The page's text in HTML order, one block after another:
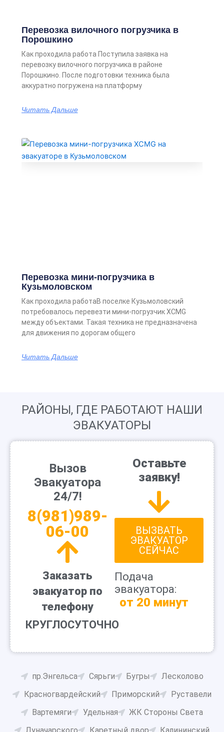
Перевозка вилочного погрузчика в
Порошкино
Как проходила работа Поступила заявка на
перевозку вилочного погрузчика в районе
Порошкино. После подготовки техника была
аккуратно погружена на платформу
Читать Дальше
Перевозка мини-погрузчика в
Кузьмоловском
Как проходила работаВ поселке Кузьмоловский
потребовалось перевезти мини-погрузчик XCMG
между объектами. Такая техника не предназначена
для движения по дорогам общего
Читать Дальше
РАЙОНЫ, ГДЕ РАБОТАЮТ НАШИ
ЭВАКУАТОРЫ
Вызов
Эвакуатора
24/7!
8(981)989-
06-00
Заказать
эвакуатор по
телефону
КРУГЛОСУТОЧНО
Оставьте
заявку!
ВЫЗВАТЬ
ЭВАКУАТОР
СЕЙЧАС
Подача
эвакуатора:
от 20 минут
пр.Энгельса Сярьги Бугры
Лесколово
Красногвардейский
Приморский
Руставели
Вартемяги
Удельная
ЖК Стороны Света